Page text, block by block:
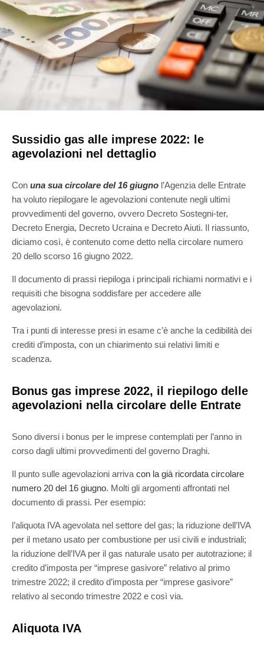
Sussidio gas alle imprese 2022: le
agevolazioni nel dettaglio
Con una sua circolare del 16 giugno l’Agenzia delle Entrate
ha voluto riepilogare le agevolazioni contenute negli ultimi
provvedimenti del governo, ovvero Decreto Sostegni-ter,
Decreto Energia, Decreto Ucraina e Decreto Aiuti. Il riassunto,
diciamo così, è contenuto come detto nella circolare numero
20 dello scorso 16 giugno 2022.
Il documento di prassi riepiloga i principali richiami normativi e i
requisiti che bisogna soddisfare per accedere alle
agevolazioni.
Tra i punti di interesse presi in esame c’è anche la cedibilità dei
crediti d’imposta, con un chiarimento sui relativi limiti e
scadenza.
Bonus gas imprese 2022, il riepilogo delle
agevolazioni nella circolare delle Entrate
Sono diversi i bonus per le imprese contemplati per l’anno in
corso dagli ultimi provvedimenti del governo Draghi.
Il punto sulle agevolazioni arriva con la già ricordata circolare
numero 20 del 16 giugno. Molti gli argomenti affrontati nel
documento di prassi. Per esempio:
l’aliquota IVA agevolata nel settore del gas; la riduzione dell’IVA
per il metano usato per combustione per usi civili e industriali;
la riduzione dell’IVA per il gas naturale usato per autotrazione; il
credito d’imposta per “imprese gasivore” relativo al primo
trimestre 2022; il credito d’imposta per “imprese gasivore”
relativo al secondo trimestre 2022 e così via.
Aliquota IVA